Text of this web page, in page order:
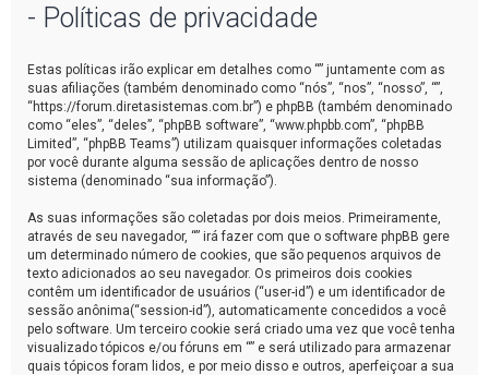
- Políticas de privacidade
Estas políticas irão explicar em detalhes como “” juntamente com as
suas afiliações (também denominado como “nós”, “nos”, “nosso”, “”,
“https://forum.diretasistemas.com.br”) e phpBB (também denominado
como “eles”, “deles”, “phpBB software”, “www.phpbb.com”, “phpBB
Limited”, “phpBB Teams”) utilizam quaisquer informações coletadas
por você durante alguma sessão de aplicações dentro de nosso
sistema (denominado “sua informação”).
As suas informações são coletadas por dois meios. Primeiramente,
através de seu navegador, “” irá fazer com que o software phpBB gere
um determinado número de cookies, que são pequenos arquivos de
texto adicionados ao seu navegador. Os primeiros dois cookies
contêm um identificador de usuários (“user-id”) e um identificador de
sessão anônima(“session-id”), automaticamente concedidos a você
pelo software. Um terceiro cookie será criado uma vez que você tenha
visualizado tópicos e/ou fóruns em “” e será utilizado para armazenar
quais tópicos foram lidos, e por meio disso e outros, aperfeiçoar a sua